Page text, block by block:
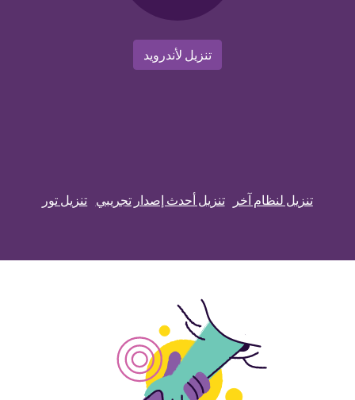
تنزيل لأندرويد
تنزيل لنظام آخر تنزيل أحدث إصدار تجريبي تنزيل تور